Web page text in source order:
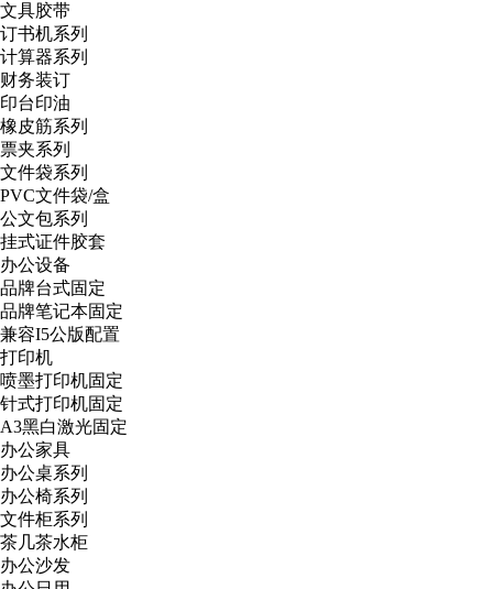
文具胶带
订书机系列
计算器系列
财务装订
印台印油
橡皮筋系列
票夹系列
文件袋系列
PVC文件袋/盒
公文包系列
挂式证件胶套
办公设备
品牌台式固定
品牌笔记本固定
兼容I5公版配置
打印机
喷墨打印机固定
针式打印机固定
A3黑白激光固定
办公家具
办公桌系列
办公椅系列
文件柜系列
茶几茶水柜
办公沙发